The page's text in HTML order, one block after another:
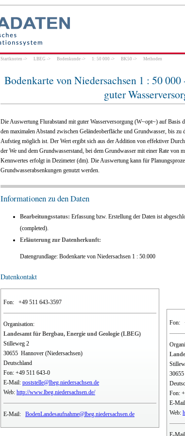
Startknoten -> LBEG -> Bodenkunde -> 1: 50 000 -> BK50 -> Methoden
Bodenkarte von Niedersachsen 1 : 50
guter
Die Auswertung Flurabstand mit guter Wasserversorgung (W~opt~) auf Basis
den maximalen Abstand zwischen Geländeoberfläche und Grundwasser, bis
Aufstieg möglich ist. Der Wert ergibt sich aus der Addition von effektiver
der We und dem Grundwasserstand, bei dem Grundwasser mit einer Rate von
Kennwertes erfolgt in Dezimeter (dm). Die Auswertung kann für
Grundwasserabsenkungen genutzt werden.
Informationen zu den Daten
Bearbeitungsstatus: Erfassung bzw. Erstellung der Daten ist
(completed).
Erläuterung zur Datenherkunft:
Datengrundlage: Bodenkarte von Niedersachsen 1 : 50.000
Datenkontakt
Fon: +49 511 643-3597
Organisation:
Landesamt für Bergbau, Energie und Geologie (LBEG)
Stilleweg 2
30655 Hannover (Niedersachsen)
Deutschland
Fon: +49 511 643-0
E-Mail: poststelle@lbeg.niedersachsen.de
Web: http://www.lbeg.niedersachsen.de/
E-Mail: BodenLandesaufnahme@lbeg.niedersachsen.de
Fon:
30655
Fon:
E-
Web: